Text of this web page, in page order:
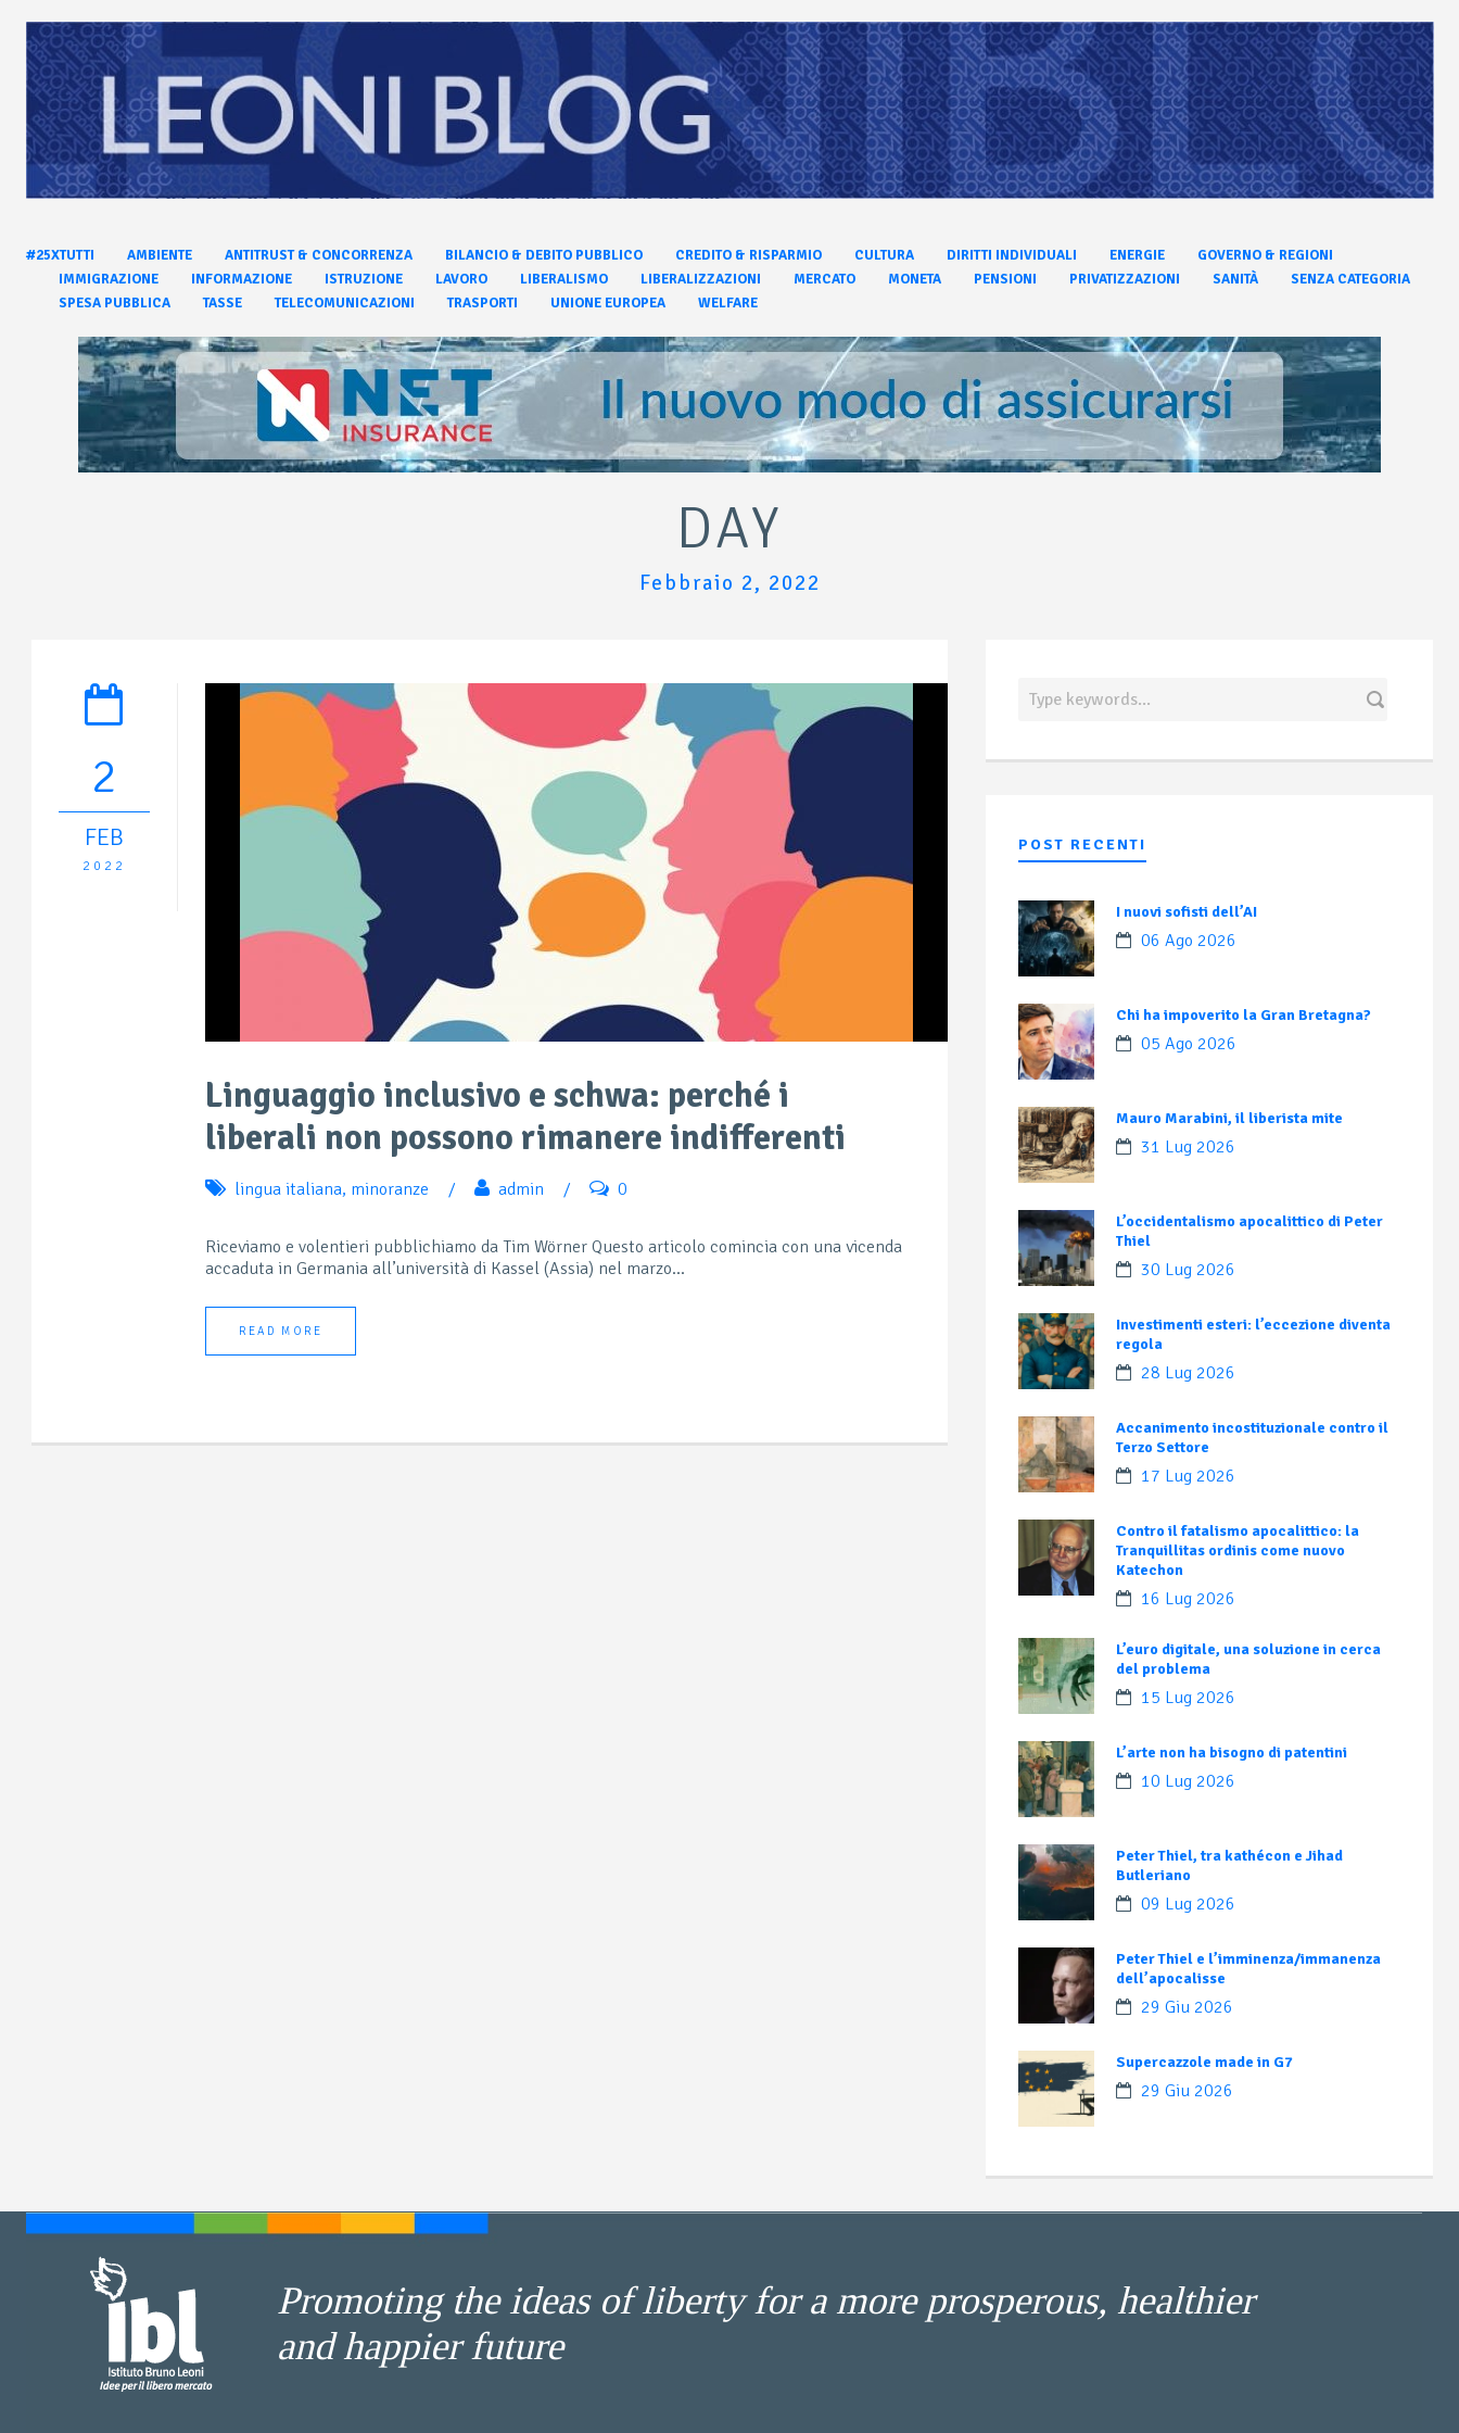
#25XTUTTI AMBIENTE ANTITRUST & CONCORRENZA BILANCIO & DEBITO PUBBLICO CREDITO & RISPARMIO CULTURA DIRITTI INDIVIDUALI ENERGIE
GOVERNO & REGIONI
IMMIGRAZIONE
INFORMAZIONE ISTRUZIONE LAVORO LIBERALISMO LIBERALIZZAZIONI MERCATO MONETA PENSIONI PRIVATIZZAZIONI SANITÀ
SENZA CATEGORIA
SPESA PUBBLICA
TASSE TELECOMUNICAZIONI TRASPORTI UNIONE EUROPEA WELFARE
DAY
Febbraio 2, 2022
2
FEB
2022
Linguaggio inclusivo e schwa: perché i
liberali non possono rimanere indifferenti
lingua italiana, minoranze / admin / 0
Riceviamo e volentieri pubblichiamo da Tim Wörner Questo articolo comincia con una vicenda
accaduta in Germania all’università di Kassel (Assia) nel marzo...
READ MORE
POST RECENTI
I nuovi sofisti dell’AI
06 Ago 2026
Chi ha impoverito la Gran Bretagna?
05 Ago 2026
Mauro Marabini, il liberista mite
31 Lug 2026
L’occidentalismo apocalittico di Peter
Thiel
30 Lug 2026
Investimenti esteri: l’eccezione diventa
regola
28 Lug 2026
Accanimento incostituzionale contro il
Terzo Settore
17 Lug 2026
Contro il fatalismo apocalittico: la
Tranquillitas ordinis come nuovo
Katechon
16 Lug 2026
L’euro digitale, una soluzione in cerca
del problema
15 Lug 2026
L’arte non ha bisogno di patentini
10 Lug 2026
Peter Thiel, tra kathécon e Jihad
Butleriano
09 Lug 2026
Peter Thiel e l’imminenza/immanenza
dell’apocalisse
29 Giu 2026
Supercazzole made in G7
29 Giu 2026
Promoting the ideas of liberty for a more prosperous, healthier
and happier future